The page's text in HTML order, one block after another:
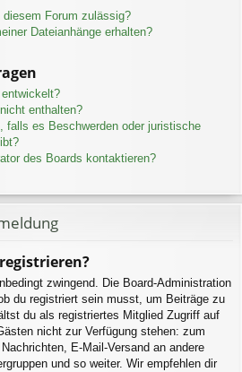
Forum zulässig?
Dateianhänge erhalten?
enthalten?
falls es Beschwerden oder juristische
des Boards kontaktieren?
zwingend. Die Board-Administration
du registriert sein musst, um Beiträge zu
du als registriertes Mitglied Zugriff auf
nicht zur Verfügung stehen: zum
E-Mail-Versand an andere
und so weiter. Wir empfehlen dir